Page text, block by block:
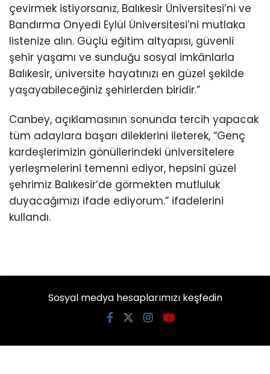
çevirmek istiyorsanız, Balıkesir Üniversitesi’ni ve
Bandırma Onyedi Eylül Üniversitesi’ni mutlaka
listenize alın. Güçlü eğitim altyapısı, güvenli
şehir yaşamı ve sunduğu sosyal imkânlarla
Balıkesir, üniversite hayatınızı en güzel şekilde
yaşayabileceğiniz şehirlerden biridir.”
Canbey, açıklamasının sonunda tercih yapacak
tüm adaylara başarı dileklerini ileterek, “Genç
kardeşlerimizin gönüllerindeki üniversitelere
yerleşmelerini temenni ediyor, hepsini güzel
şehrimiz Balıkesir’de görmekten mutluluk
duyacağımızı ifade ediyorum.” ifadelerini
kullandı.
Sosyal medya hesaplarımızı keşfedin